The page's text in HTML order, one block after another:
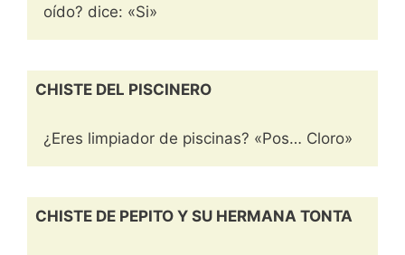
oído? dice: «Si»
CHISTE DEL PISCINERO
¿Eres limpiador de piscinas? «Pos… Cloro»
CHISTE DE PEPITO Y SU HERMANA TONTA